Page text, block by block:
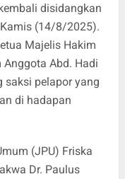
disidangkan
(14/8/2025).
Majelis Hakim
Abd. Hadi
saksi pelapor yang
di hadapan
(JPU) Friska
Dr. Paulus